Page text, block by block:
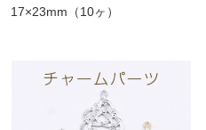
17×23mm（10ヶ）